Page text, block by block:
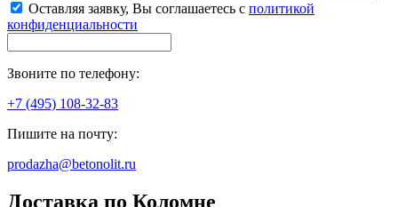
Оставляя заявку, Вы соглашаетесь с политикой
конфиденциальности
Звоните по телефону:
+7 (495) 108-32-83
Пишите на почту:
prodazha@betonolit.ru
Доставка по Коломне